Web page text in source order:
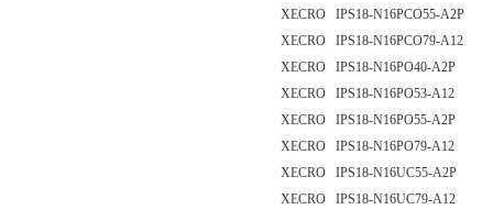
XECRO IPS18-N16PCO55-A2P
XECRO IPS18-N16PCO79-A12
XECRO IPS18-N16PO40-A2P
XECRO IPS18-N16PO53-A12
XECRO IPS18-N16PO55-A2P
XECRO IPS18-N16PO79-A12
XECRO IPS18-N16UC55-A2P
XECRO IPS18-N16UC79-A12